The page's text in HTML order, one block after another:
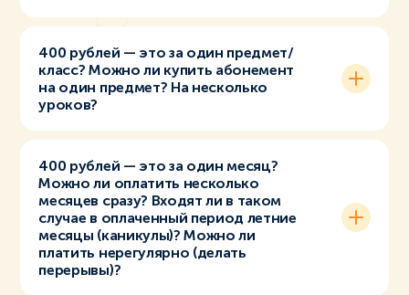
400 рублей — это за один предмет/
класс? Можно ли купить абонемент
на один предмет? На несколько
уроков?
400 рублей — это за один месяц?
Можно ли оплатить несколько
месяцев сразу? Входят ли в таком
случае в оплаченный период летние
месяцы (каникулы)? Можно ли
платить нерегулярно (делать
перерывы)?